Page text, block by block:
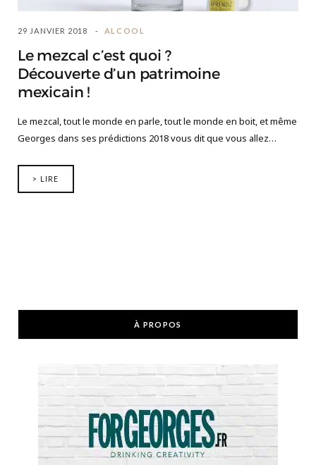
29 JANVIER 2018 ALCOOL
Le mezcal c’est quoi ?
Découverte d’un patrimoine
mexicain !
Le mezcal, tout le monde en parle, tout le monde en boit, et même
Georges dans ses prédictions 2018 vous dit que vous allez…
> LIRE
À PROPOS